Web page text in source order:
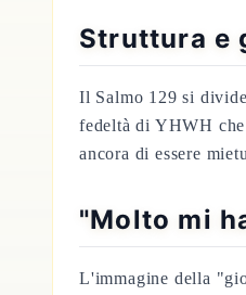
Struttura e
Il Salmo 129 si
fedeltà di YHWH
ancora di essere
"Molto mi
L'immagine della